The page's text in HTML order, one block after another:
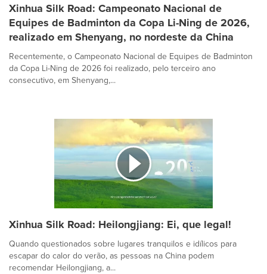
Xinhua Silk Road: Campeonato Nacional de
Equipes de Badminton da Copa Li-Ning de 2026,
realizado em Shenyang, no nordeste da China
Recentemente, o Campeonato Nacional de Equipes de Badminton
da Copa Li-Ning de 2026 foi realizado, pelo terceiro ano
consecutivo, em Shenyang,...
Xinhua Silk Road: Heilongjiang: Ei, que legal!
Quando questionados sobre lugares tranquilos e idílicos para
escapar do calor do verão, as pessoas na China podem
recomendar Heilongjiang, a...